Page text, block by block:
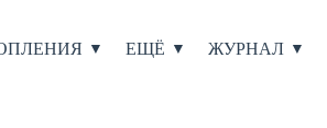
ЕЩЁ ЖУРНАЛ